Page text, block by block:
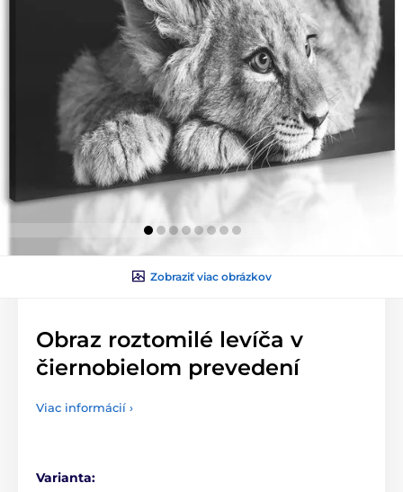
Zobraziť viac obrázkov
Obraz roztomilé levíča v
čiernobielom prevedení
Viac informácií ›
Varianta: